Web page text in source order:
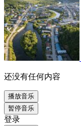
还没有任何内容
播放音乐
暂停音乐
登录